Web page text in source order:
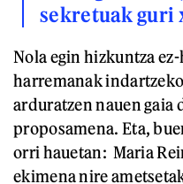
sekretuak guri
Nola egin hizkuntza
harremanak
arduratzen nauen gaia
proposamena. Eta,
orri hauetan: Maria
ekimena nire